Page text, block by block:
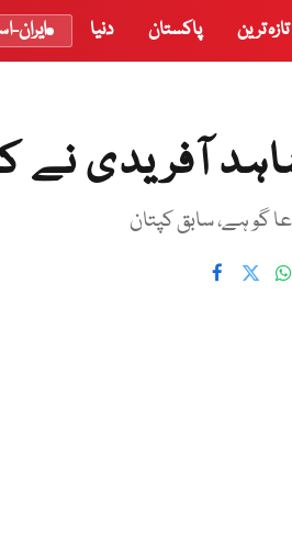
تازہ ترین پاکستان دنیا
آفریدی نے
گو ہے، سابق کپتان